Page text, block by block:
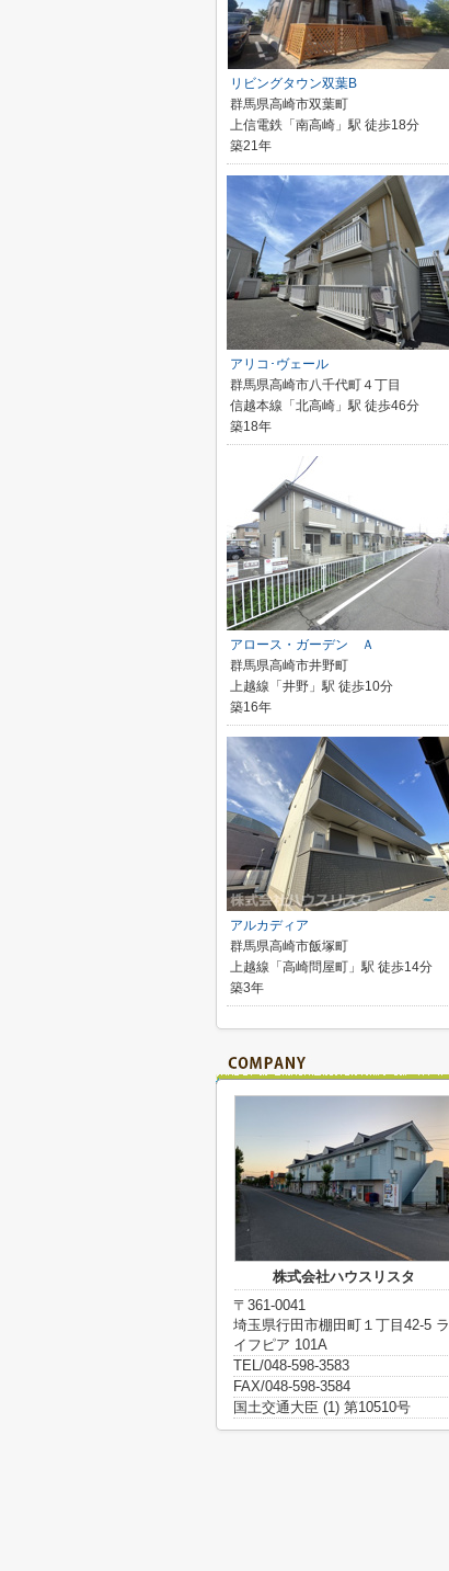
リビングタウン双葉B
群馬県高崎市双葉町
上信電鉄「南高崎」駅 徒歩18分
築21年
アリコ･ヴェール
群馬県高崎市八千代町４丁目
信越本線「北高崎」駅 徒歩46分
築18年
アロース・ガーデン Ａ
群馬県高崎市井野町
上越線「井野」駅 徒歩10分
築16年
アルカディア
群馬県高崎市飯塚町
上越線「高崎問屋町」駅 徒歩14分
築3年
株式会社ハウスリスタ
〒361-0041
埼玉県行田市棚田町１丁目42-5 ラ
イフピア 101A
TEL/048-598-3583
FAX/048-598-3584
国土交通大臣 (1) 第10510号